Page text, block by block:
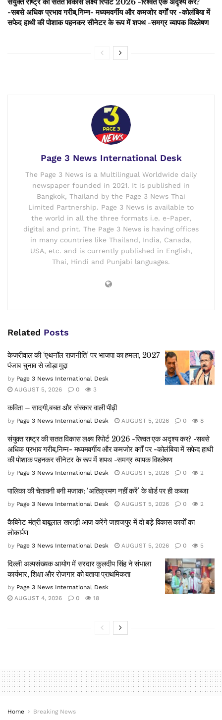
संयुक्त राष्ट्र की सतत विकास लक्ष्य रिपोर्ट 2026 -रिश्वत एक अदृश्य कर?
-सबसे अधिक प्रभाव गरीब,निम्न- मध्यमवर्गीय और कमजोर वर्गों पर -कोलंबिया में
सफेद हाथी की पोशाक पहनकर सीनेटर के रूप में शपथ -समग्र व्यापक विश्लेषण
Page 3 News International Desk
The Page 3 News is a Multilingual Worldwide daily
newspaper founded in 2021. It is published in
Bangkok, Thailand by the Page 3 News Thai
Limited Partnership. Page 3 News is available to
the world in all the three formats i.e. e-Paper,
digital and print. The Page 3 News is having offices
in many countries like Thailand, India, Canada,
USA, etc. and is currently published in English,
Thai, Hindi and Punjabi languages.
Related Posts
केजरीवाल की ‘एथनॉल राजनीति’ पर भाजपा का हमला, 2027
पंजाब चुनाव से जोड़ा मुद्दा
by Page 3 News International Desk
AUGUST 5, 2026
0 3
कविता – सादगी,बचत और संस्कार वाली पीढ़ी
by Page 3 News International Desk AUGUST 5, 2026 0 8
संयुक्त राष्ट्र की सतत विकास लक्ष्य रिपोर्ट 2026 -रिश्वत एक अदृश्य कर? -सबसे
अधिक प्रभाव गरीब,निम्न- मध्यमवर्गीय और कमजोर वर्गों पर -कोलंबिया में सफेद हाथी
की पोशाक पहनकर सीनेटर के रूप में शपथ -समग्र व्यापक विश्लेषण
by Page 3 News International Desk AUGUST 5, 2026 0 2
पालिका की चेतावनी बनी मजाक: ‘अतिक्रमण नहीं करें’ के बोर्ड पर ही कब्जा
by Page 3 News International Desk AUGUST 5, 2026 0 2
कैबिनेट मंत्री बाबूलाल खराड़ी आज करेंगे जहाजपुर में दो बड़े विकास कार्यों का
लोकार्पण
by Page 3 News International Desk AUGUST 5, 2026 0 5
दिल्ली अल्पसंख्यक आयोग में सरदार कुलदीप सिंह ने संभाला
कार्यभार, शिक्षा और रोजगार को बताया प्राथमिकता
by Page 3 News International Desk
AUGUST 4, 2026
0 18
Home Breaking News